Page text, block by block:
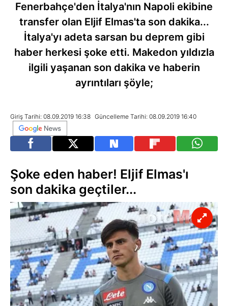
Fenerbahçe'den İtalya'nın Napoli ekibine
transfer olan Eljif Elmas'ta son dakika...
İtalya'yı adeta sarsan bu deprem gibi
haber herkesi şoke etti. Makedon yıldızla
ilgili yaşanan son dakika ve haberin
ayrıntıları şöyle;
Giriş Tarihi: 08.09.2019 16:38 Güncelleme Tarihi: 08.09.2019 16:40
Şoke eden haber! Eljif Elmas'ı
son dakika geçtiler...